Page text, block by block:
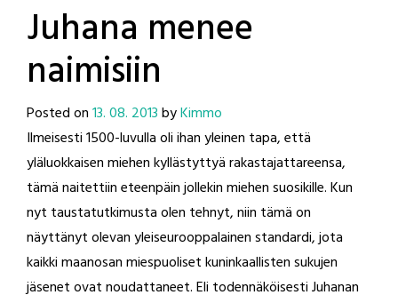
Juhana menee
naimisiin
Posted on13. 08. 2013byKimmo
Ilmeisesti 1500-luvulla oli ihan yleinen tapa, että
yläluokkaisen miehen kyllästyttyä rakastajattareensa,
tämä naitettiin eteenpäin jollekin miehen suosikille. Kun
nyt taustatutkimusta olen tehnyt, niin tämä on
näyttänyt olevan yleiseurooppalainen standardi, jota
kaikki maanosan miespuoliset kuninkaallisten sukujen
jäsenet ovat noudattaneet. Eli todennäköisesti Juhanan